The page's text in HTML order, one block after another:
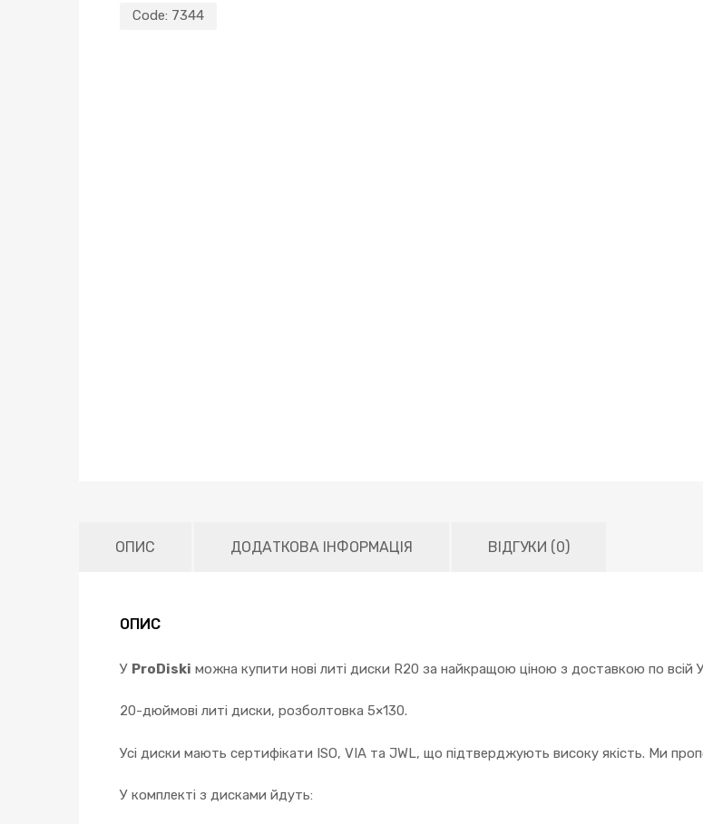
Code: 7344
ОПИС ДОДАТКОВА ІНФОРМАЦІЯ ВІДГУКИ (0)
ОПИС
У ProDiski можна купити нові литі диски R20 за найкращою ціною з доставкою по всій
20-дюймові литі диски, розболтовка 5×130.
Усі диски мають сертифікати ISO, VIA та JWL, що підтверджують високу якість. Ми
У комплекті з дисками йдуть: